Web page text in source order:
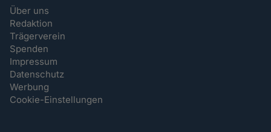
Über uns
Redaktion
Trägerverein
Spenden
Impressum
Datenschutz
Werbung
Cookie-Einstellungen